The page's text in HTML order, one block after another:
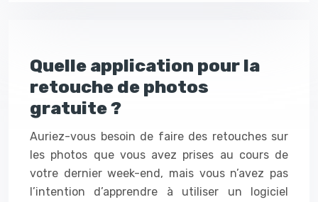
Quelle application pour la
retouche de photos
gratuite ?
Auriez-vous besoin de faire des retouches sur
les photos que vous avez prises au cours de
votre dernier week-end, mais vous n’avez pas
l’intention d’apprendre à utiliser un logiciel